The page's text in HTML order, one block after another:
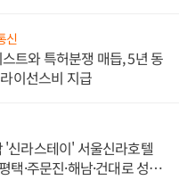
신
트와 특허분쟁 매듭, 5년 동
이선스비 지급
'신라스테이' 서울신라호텔
택·주문진·해남·건대로 성